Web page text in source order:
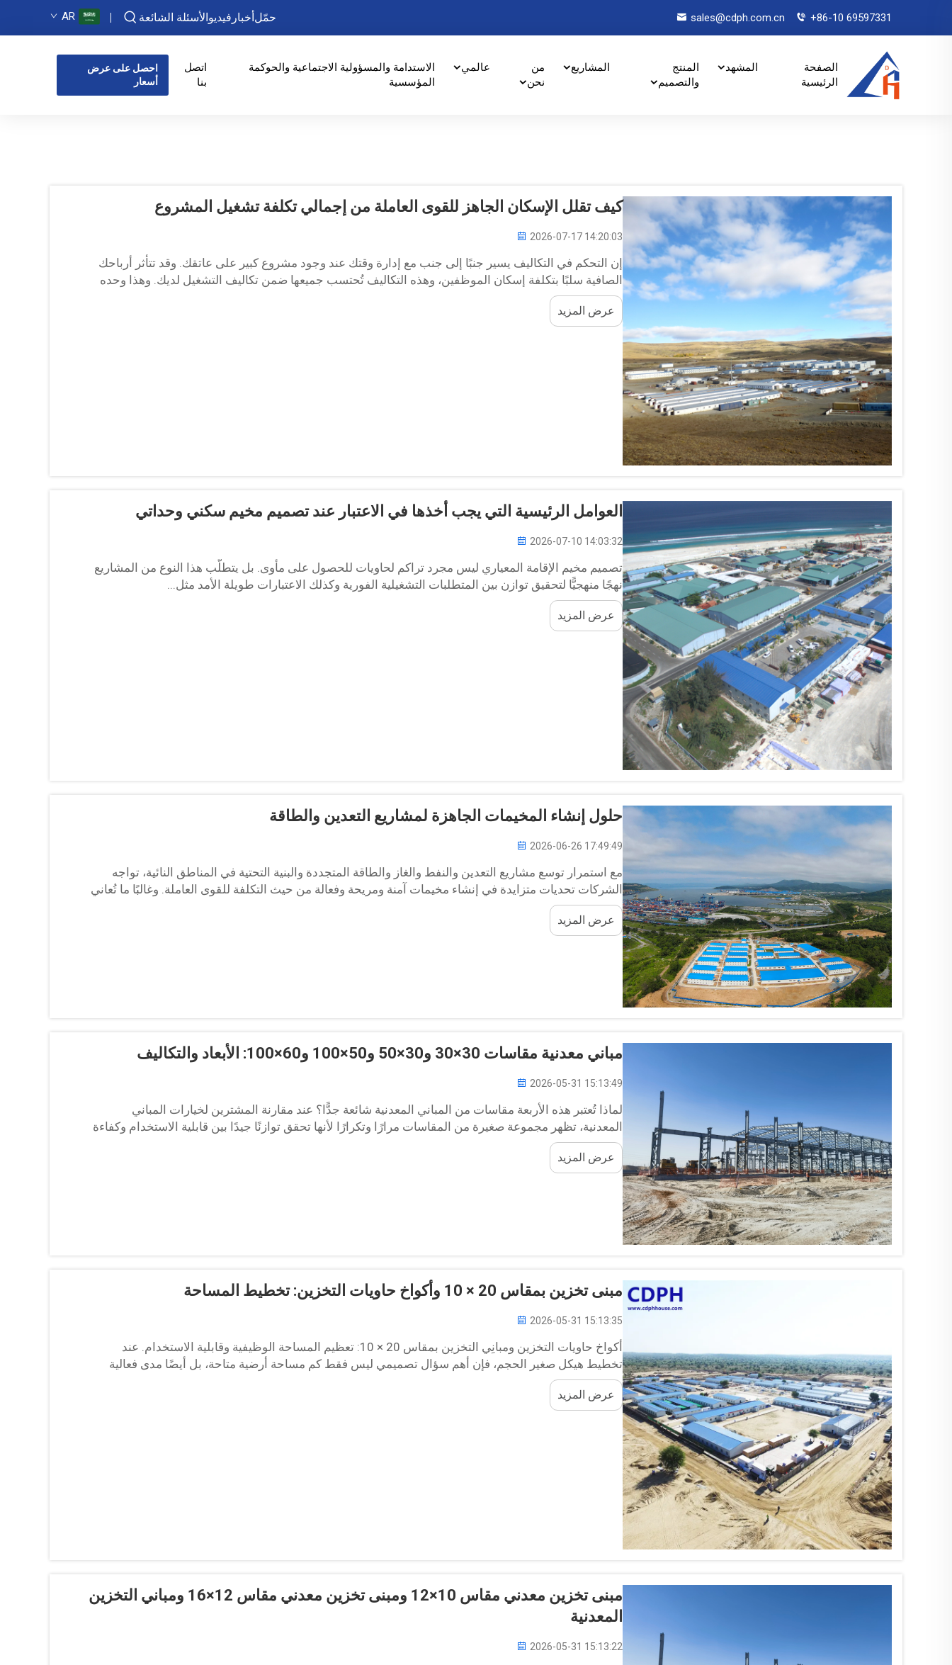
+86-10 69597331
sales@cdph.com.cn حمّلأخبار فيديوالأسئلة الشائعة AR
الصفحة
الرئيسية
المشهد
المنتج
والتصميم
المشاريع
من
نحن
عالمي
الاستدامة والمسؤولية الاجتماعية والحوكمة
المؤسسية
اتصل
بنا
احصل على عرض
أسعار
كيف تقلل الإسكان الجاهز للقوى العاملة من إجمالي تكلفة تشغيل المشروع
2026-07-17 14:20:03
إن التحكم في التكاليف يسير جنبًا إلى جنب مع إدارة وقتك عند وجود مشروع كبير على عاتقك. وقد تتأثر أرباحك
الصافية سلبًا بتكلفة إسكان الموظفين، وهذه التكاليف تُحتسب جميعها ضمن تكاليف التشغيل لديك. وهذا وحده
يدفعك إلى...
عرض المزيد
العوامل الرئيسية التي يجب أخذها في الاعتبار عند تصميم مخيم سكني وحداتي
2026-07-10 14:03:32
تصميم مخيم الإقامة المعياري ليس مجرد تراكم لحاويات للحصول على مأوى. بل يتطلّب هذا النوع من المشاريع
نهجًا منهجيًّا لتحقيق توازن بين المتطلبات التشغيلية الفورية وكذلك الاعتبارات طويلة الأمد مثل...
عرض المزيد
حلول إنشاء المخيمات الجاهزة لمشاريع التعدين والطاقة
2026-06-26 17:49:49
مع استمرار توسع مشاريع التعدين والنفط والغاز والطاقة المتجددة والبنية التحتية في المناطق النائية، تواجه
الشركات تحديات متزايدة في إنشاء مخيمات آمنة ومريحة وفعالة من حيث التكلفة للقوى العاملة. وغالبًا ما تُعاني
الطرق التقليدية للبناء من...
عرض المزيد
مباني معدنية مقاسات 30×30 و30×50 و50×100 و60×100: الأبعاد والتكاليف
2026-05-31 15:13:49
لماذا تُعتبر هذه الأربعة مقاسات من المباني المعدنية شائعة جدًّا؟ عند مقارنة المشترين لخيارات المباني
المعدنية، تظهر مجموعة صغيرة من المقاسات مرارًا وتكرارًا لأنها تحقق توازنًا جيدًا بين قابلية الاستخدام وكفاءة
البناء والقيمة. ومن أشيع هذه المقاسات: 30×30 و30×50 و50×...
عرض المزيد
مبنى تخزين بمقاس 20 × 10 وأكواخ حاويات التخزين: تخطيط المساحة
2026-05-31 15:13:35
أكواخ حاويات التخزين ومبانِي التخزين بمقاس 20 × 10: تعظيم المساحة الوظيفية وقابلية الاستخدام. عند
تخطيط هيكل صغير الحجم، فإن أهم سؤال تصميمي ليس فقط كم مساحة أرضية متاحة، بل أيضًا مدى فعالية
استخدام تلك المساحة...
عرض المزيد
مبنى تخزين معدني مقاس 10×12 ومبنى تخزين معدني مقاس 12×16 ومباني التخزين
المعدنية
2026-05-31 15:13:22